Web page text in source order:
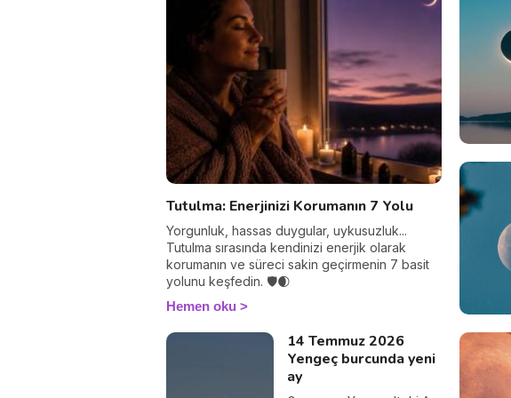
olacağım. Gezegenlerin
etkileşimleri, hangi
gezegenin hangi burcu
yönettiği, retro hareketler
ve daha pek çok konuda
bilgi sahibi olacaksınız.
Tutulma: Enerjinizi Korumanın 7 Yolu
Yorgunluk, hassas duygular, uykusuzluk...
Tutulma sırasında kendinizi enerjik olarak
korumanın ve süreci sakin geçirmenin 7 basit
yolunu keşfedin. 🛡️🌒
Hemen oku
14 Temmuz 2026
Yengeç burcunda yeni
ay